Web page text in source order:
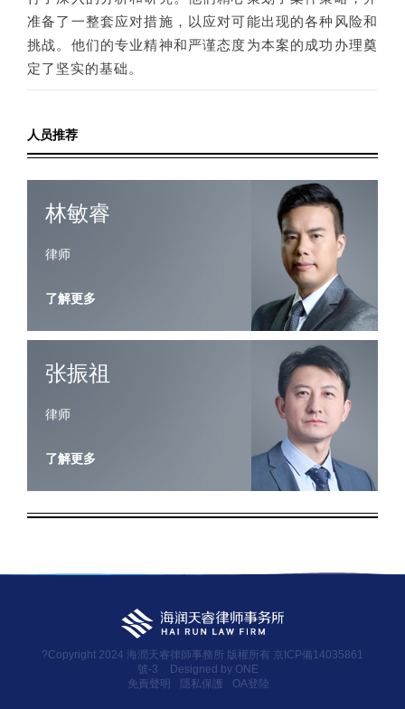
准备了一整套应对措施，以应对可能出现的各种风险和
挑战。他们的专业精神和严谨态度为本案的成功办理奠
定了坚实的基础。
人员推荐
林敏睿
律师
了解更多
张振祖
律师
了解更多
?Copyright 2024 海潤天睿律師事務所 版權所有 京ICP備14035861
號-3
Designed by ONE
免責聲明
隱私保護 OA登陸